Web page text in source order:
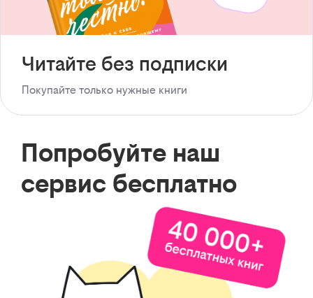
Читайте без подписки
Покупайте только нужные книги
Попробуйте наш
сервис бесплатно